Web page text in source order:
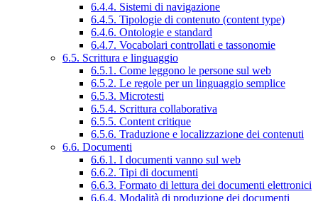
6.4.4. Sistemi di navigazione
6.4.5. Tipologie di contenuto (content type)
6.4.6. Ontologie e standard
6.4.7. Vocabolari controllati e tassonomie
6.5. Scrittura e linguaggio
6.5.1. Come leggono le persone sul web
6.5.2. Le regole per un linguaggio semplice
6.5.3. Microtesti
6.5.4. Scrittura collaborativa
6.5.5. Content critique
6.5.6. Traduzione e localizzazione dei contenuti
6.6. Documenti
6.6.1. I documenti vanno sul web
6.6.2. Tipi di documenti
6.6.3. Formato di lettura dei documenti elettronici
6.6.4. Modalità di produzione dei documenti